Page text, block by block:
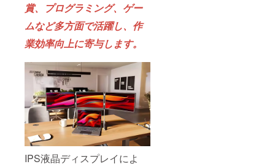
賞、プログラミング、ゲー
ムなど多方面で活躍し、作
業効率向上に寄与します。
IPS液晶ディスプレイによ